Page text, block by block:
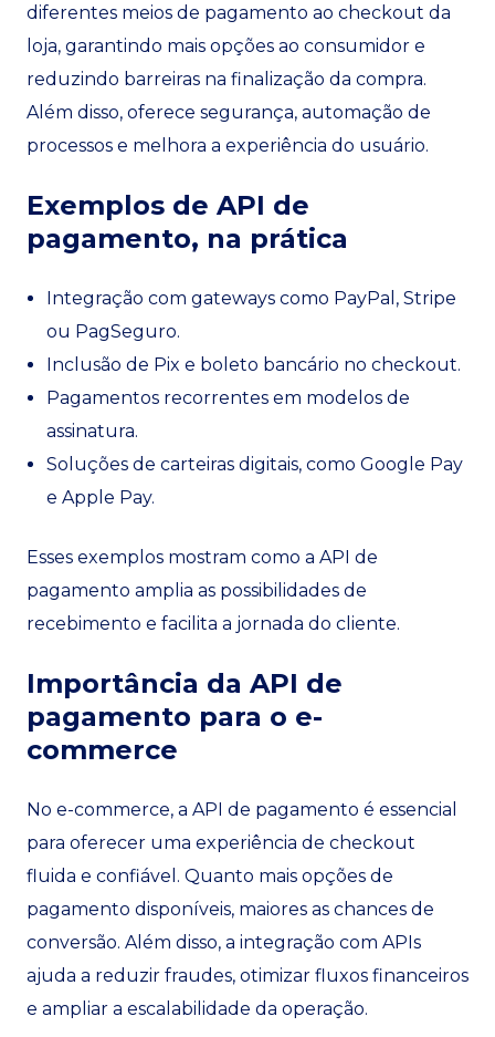
diferentes meios de pagamento ao checkout da
loja, garantindo mais opções ao consumidor e
reduzindo barreiras na finalização da compra.
Além disso, oferece segurança, automação de
processos e melhora a experiência do usuário.
Exemplos de API de
pagamento, na prática
Integração com gateways como PayPal, Stripe
ou PagSeguro.
Inclusão de Pix e boleto bancário no checkout.
Pagamentos recorrentes em modelos de
assinatura.
Soluções de carteiras digitais, como Google Pay
e Apple Pay.
Esses exemplos mostram como a API de
pagamento amplia as possibilidades de
recebimento e facilita a jornada do cliente.
Importância da API de
pagamento para o e-
commerce
No e-commerce, a API de pagamento é essencial
para oferecer uma experiência de checkout
fluida e confiável. Quanto mais opções de
pagamento disponíveis, maiores as chances de
conversão. Além disso, a integração com APIs
ajuda a reduzir fraudes, otimizar fluxos financeiros
e ampliar a escalabilidade da operação.